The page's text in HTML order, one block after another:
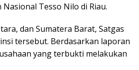
Tesso Nilo di Riau.
dan Sumatera Barat, Satgas
tersebut. Berdasarkan laporan
yang terbukti melakukan